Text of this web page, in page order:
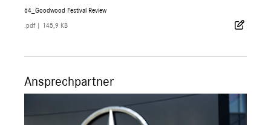
64_Goodwood Festival Review
.pdf 145,9 KB
Ansprechpartner